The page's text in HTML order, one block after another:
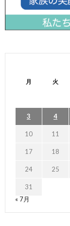
月 火
3 4
10 11
17 18
24 25
31
« 7月